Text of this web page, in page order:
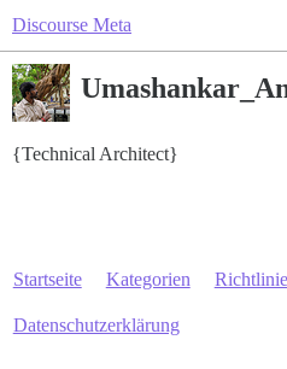
Discourse Meta
{Technical Architect}
Startseite Kategorien
Datenschutzerklärung